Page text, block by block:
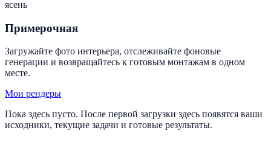
Примерочная
Загружайте фото интерьера, отслеживайте фоновые
генерации и возвращайтесь к готовым монтажам в одном
месте.
Мои рендеры
Пока здесь пусто. После первой загрузки здесь появятся ваши
исходники, текущие задачи и готовые результаты.